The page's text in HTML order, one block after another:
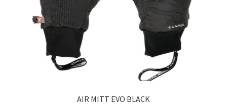
AIR MITT EVO BLACK